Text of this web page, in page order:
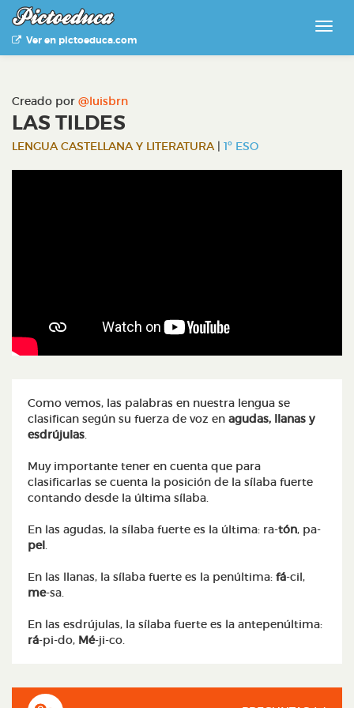
Ver en pictoeduca.com
Creado por @luisbrn
LAS TILDES
LENGUA CASTELLANA Y LITERATURA| 1º ESO
Como vemos, las palabras en nuestra lengua se
clasifican según su fuerza de voz en agudas, llanas y
esdrújulas.
Muy importante tener en cuenta que para
clasificarlas se cuenta la posición de la sílaba fuerte
contando desde la última sílaba.
En las agudas, la sílaba fuerte es la última: ra-tón, pa-
pel.
En las llanas, la sílaba fuerte es la penúltima: fá-cil,
me-sa.
En las esdrújulas, la sílaba fuerte es la antepenúltima:
rá-pi-do, Mé-ji-co.